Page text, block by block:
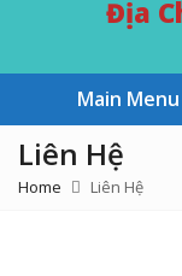
Địa
Main Menu
Liên Hệ
Home Liên Hệ